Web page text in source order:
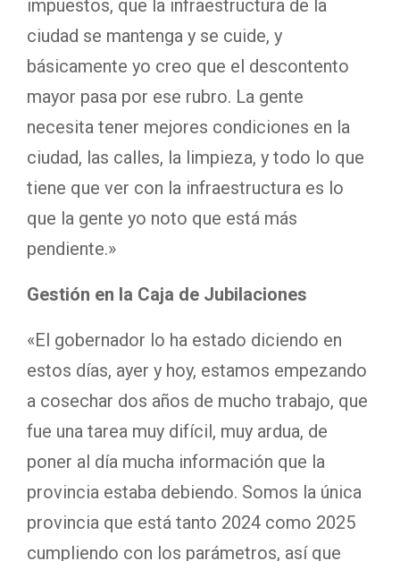
impuestos, que la infraestructura de la
ciudad se mantenga y se cuide, y
básicamente yo creo que el descontento
mayor pasa por ese rubro. La gente
necesita tener mejores condiciones en la
ciudad, las calles, la limpieza, y todo lo que
tiene que ver con la infraestructura es lo
que la gente yo noto que está más
pendiente.»
Gestión en la Caja de Jubilaciones
«El gobernador lo ha estado diciendo en
estos días, ayer y hoy, estamos empezando
a cosechar dos años de mucho trabajo, que
fue una tarea muy difícil, muy ardua, de
poner al día mucha información que la
provincia estaba debiendo. Somos la única
provincia que está tanto 2024 como 2025
cumpliendo con los parámetros, así que